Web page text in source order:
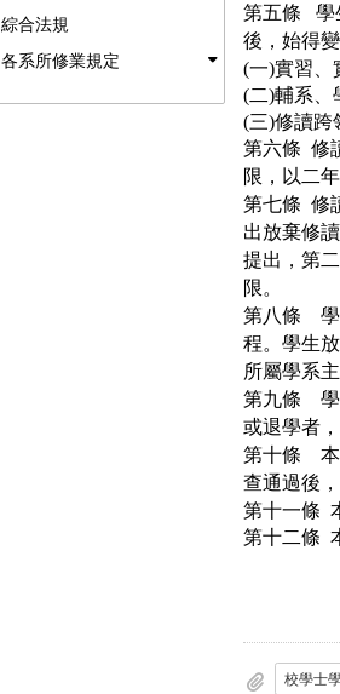
綜合法規
各系所修業規定
第五條 學
後，始得變
(一)實習、
(二)輔系
(三)修讀跨
第六條 修
限，以二
第七條 修
出放棄修
提出，第
限。
第八條
程。 學生
所屬學系
第九條
或退學者
第十條
查通過後
第十一條
第十二條